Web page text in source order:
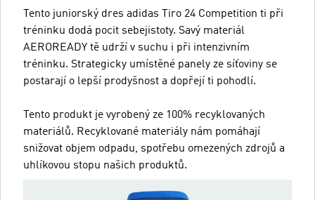
Tento juniorský dres adidas Tiro 24 Competition ti při
tréninku dodá pocit sebejistoty. Savý materiál
AEROREADY tě udrží v suchu i při intenzivním
tréninku. Strategicky umístěné panely ze síťoviny se
postarají o lepší prodyšnost a dopřejí ti pohodlí.
Tento produkt je vyrobený ze 100% recyklovaných
materiálů. Recyklované materiály nám pomáhají
snižovat objem odpadu, spotřebu omezených zdrojů a
uhlíkovou stopu našich produktů.